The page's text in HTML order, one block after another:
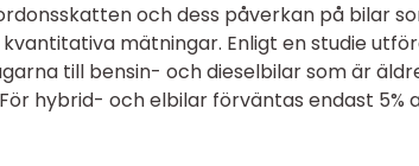
och dess påverkan på bilar
mätningar. Enligt en studie
till bensin- och dieselbilar som är
hybrid- och elbilar förväntas endast 5%